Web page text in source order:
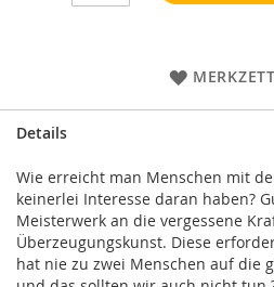
Details
Wie erreicht man Menschen mit
keinerlei Interesse daran haben?
Meisterwerk an die vergessene
Überzeugungskunst. Diese
hat nie zu zwei Menschen auf die